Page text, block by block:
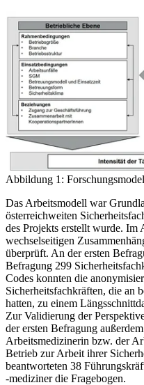
Abbildung 1:
Das Arbeitsmodell war
österreichweiten
des Projekts erstellt wurde. Im
wechselseitigen
überprüft. An der ersten
Befragung 299
Codes konnten die
Sicherheitsfachkräften, die an
hatten, zu einem
Zur Validierung der
der ersten Befragung
Arbeitsmedizinerin bzw. der
Betrieb zur Arbeit ihrer
beantworteten 38
-mediziner die Fragebogen.